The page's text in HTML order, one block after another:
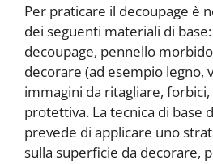
Per praticare il decoupage è
dei seguenti materiali di
decoupage, pennello
decorare (ad esempio legno,
immagini da ritagliare,
protettiva. La tecnica di base
prevede di applicare uno
sulla superficie da decorare,